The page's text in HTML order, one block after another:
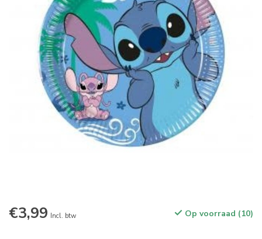
€3,99 Incl. btw Op voorraad (10)